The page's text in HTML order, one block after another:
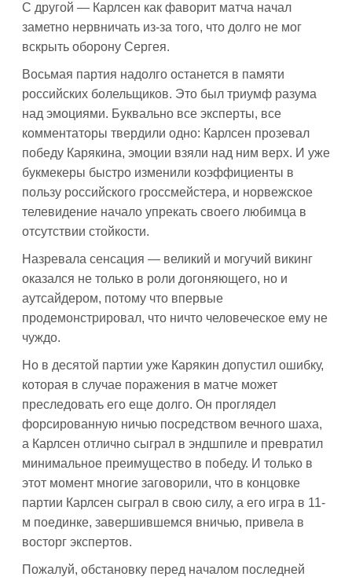
С другой — Карлсен как фаворит матча начал
заметно нервничать из-за того, что долго не мог
вскрыть оборону Сергея.
Восьмая партия надолго останется в памяти
российских болельщиков. Это был триумф разума
над эмоциями. Буквально все эксперты, все
комментаторы твердили одно: Карлсен прозевал
победу Карякина, эмоции взяли над ним верх. И уже
букмекеры быстро изменили коэффициенты в
пользу российского гроссмейстера, и норвежское
телевидение начало упрекать своего любимца в
отсутствии стойкости.
Назревала сенсация — великий и могучий викинг
оказался не только в роли догоняющего, но и
аутсайдером, потому что впервые
продемонстрировал, что ничто человеческое ему не
чуждо.
Но в десятой партии уже Карякин допустил ошибку,
которая в случае поражения в матче может
преследовать его еще долго. Он проглядел
форсированную ничью посредством вечного шаха,
а Карлсен отлично сыграл в эндшпиле и превратил
минимальное преимущество в победу. И только в
этот момент многие заговорили, что в концовке
партии Карлсен сыграл в свою силу, а его игра в 11-
м поединке, завершившемся вничью, привела в
восторг экспертов.
Пожалуй, обстановку перед началом последней